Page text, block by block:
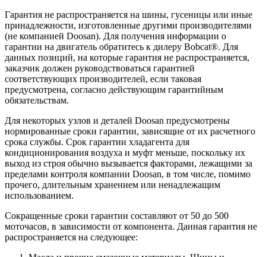
Гарантия не распространяется на шины, гусеницы или иные
принадлежности, изготовленные другими производителями
(не компанией Doosan). Для получения информации о
гарантии на двигатель обратитесь к дилеру Bobcat®. Для
данных позиций, на которые гарантия не распространяется,
заказчик должен руководствоваться гарантией
соответствующих производителей, если таковая
предусмотрена, согласно действующим гарантийным
обязательствам.
Для некоторых узлов и деталей Doosan предусмотрены
нормированные сроки гарантии, зависящие от их расчетного
срока службы. Срок гарантии хладагента для
кондиционирования воздуха и муфт меньше, поскольку их
выход из строя обычно вызывается факторами, лежащими за
пределами контроля компании Doosan, в том числе, помимо
прочего, длительным хранением или ненадлежащим
использованием.
Сокращенные сроки гарантии составляют от 50 до 500
моточасов, в зависимости от компонента. Данная гарантия не
распространяется на следующее: